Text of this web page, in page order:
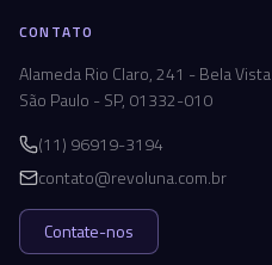
CONTATO
Alameda Rio Claro, 241 - Bela Vista
São Paulo - SP, 01332-010
(11) 96919-3194
contato@revoluna.com.br
Contate-nos